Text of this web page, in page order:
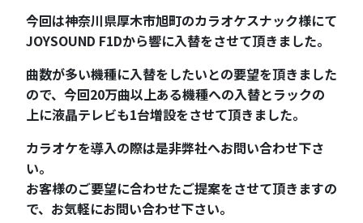
今回は神奈川県厚木市旭町のカラオケスナック様にて
JOYSOUND F1Dから響に入替をさせて頂きました。
曲数が多い機種に入替をしたいとの要望を頂きました
ので、今回20万曲以上ある機種への入替とラックの
上に液晶テレビも1台増設をさせて頂きました。
カラオケを導入の際は是非弊社へお問い合わせ下さ
い。
お客様のご要望に合わせたご提案をさせて頂きますの
で、お気軽にお問い合わせ下さい。